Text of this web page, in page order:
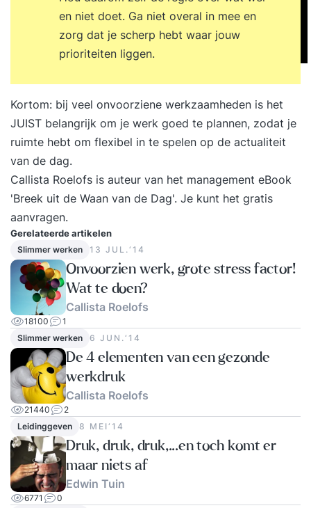
en niet doet. Ga niet overal in mee en
zorg dat je scherp hebt waar jouw
prioriteiten liggen.
Kortom: bij veel onvoorziene werkzaamheden is het
JUIST belangrijk om je werk goed te plannen, zodat je
ruimte hebt om flexibel in te spelen op de actualiteit
van de dag.
Callista Roelofs is auteur van het management eBook
'Breek uit de Waan van de Dag'. Je kunt het gratis
aanvragen.
Gerelateerde artikelen
Slimmer werken 13 JUL.‘14
Onvoorzien werk, grote stress factor!
Wat te doen?
Callista Roelofs
18100
1
Slimmer werken
6 JUN.‘14
De 4 elementen van een gezonde
werkdruk
Callista Roelofs
21440
2
Leidinggeven
8 MEI‘14
Druk, druk, druk,...en toch komt er
maar niets af
Edwin Tuin
6771
0